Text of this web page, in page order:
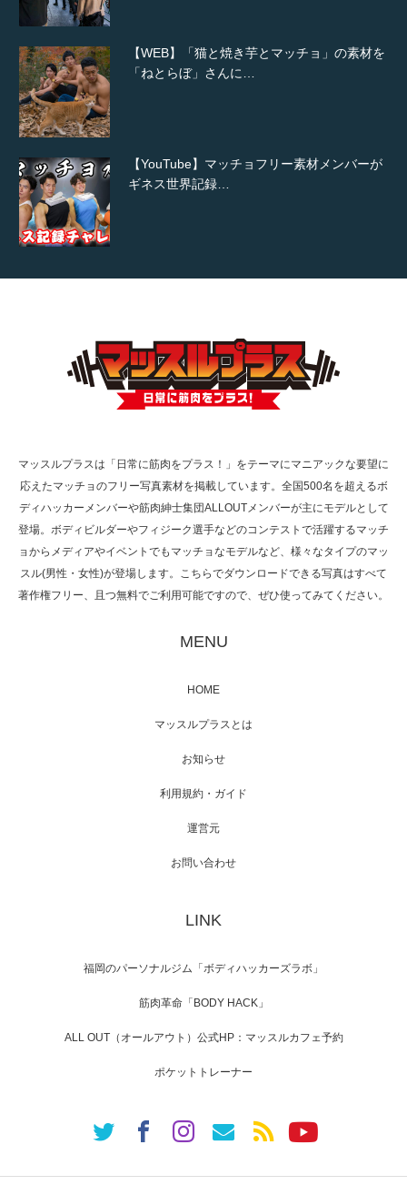
【WEB】「猫と焼き芋とマッチョ」の素材を
「ねとらぼ」さんに…
【YouTube】マッチョフリー素材メンバーが
ギネス世界記録…
TOKYO FMラジオ番組「ONE MORNING」
で紹介さ…
た（6/8放送）
映画「メカバース」舞台挨拶へマッスルプラ
【TV】NHK BS「COOL JAPAN 」にてマッス
「ねとらぼ」さんに…
マッスルプラスは「日常に筋肉をプラス！」をテーマにマニアックな要望に
応えたマッチョのフリー写真素材を掲載しています。全国500名を超えるボ
ディハッカーメンバーや筋肉紳士集団ALLOUTメンバーが主にモデルとして
登場。ボディビルダーやフィジーク選手などのコンテストで活躍するマッチ
ョからメディアやイベントでもマッチョなモデルなど、様々なタイプのマッ
スル(男性・女性)が登場します。こちらでダウンロードできる写真はすべて
著作権フリー、且つ無料でご利用可能ですので、ぜひ使ってみてください。
MENU
HOME
マッスルプラスとは
お知らせ
利用規約・ガイド
運営元
お問い合わせ
LINK
福岡のパーソナルジム「ボディハッカーズラボ」
筋肉革命「BODY HACK」
ALL OUT（オールアウト）公式HP：マッスルカフェ予約
ポケットトレーナー